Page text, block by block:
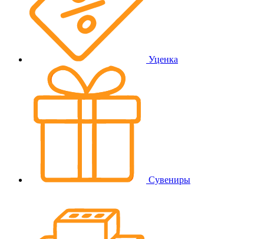
Уценка
Сувениры